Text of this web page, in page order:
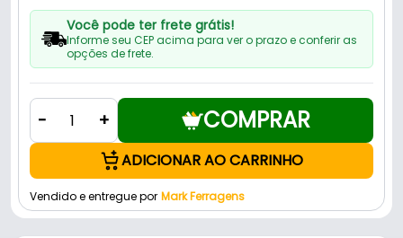
Você pode ter frete grátis!
Informe seu CEP acima para ver o prazo e conferir as
opções de frete.
- + COMPRAR
ADICIONAR AO CARRINHO
Vendido e entregue por Mark Ferragens